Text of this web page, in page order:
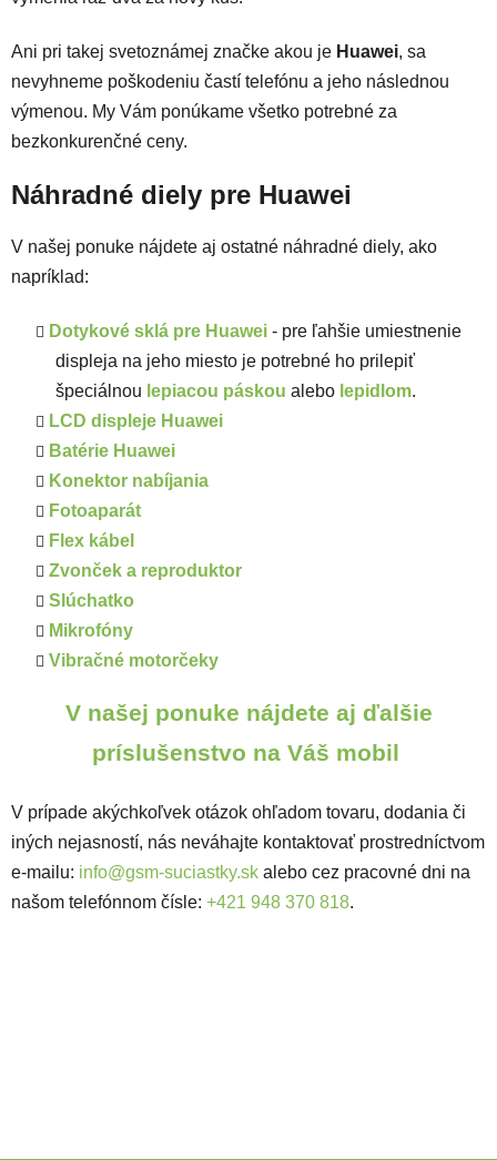
Ani pri takej svetoznámej značke akou je Huawei, sa
nevyhneme poškodeniu častí telefónu a jeho následnou
výmenou. My Vám ponúkame všetko potrebné za
bezkonkurenčné ceny.
Náhradné diely pre Huawei
V našej ponuke nájdete aj ostatné náhradné diely, ako
napríklad:
Dotykové sklá pre Huawei - pre ľahšie umiestnenie
displeja na jeho miesto je potrebné ho prilepiť
špeciálnou lepiacou páskou alebo lepidlom.
LCD displeje Huawei
Batérie Huawei
Konektor nabíjania
Fotoaparát
Flex kábel
Zvonček a reproduktor
Slúchatko
Mikrofóny
Vibračné motorčeky
V našej ponuke nájdete aj ďalšie
príslušenstvo na Váš mobil
V prípade akýchkoľvek otázok ohľadom tovaru, dodania či
iných nejasností, nás neváhajte kontaktovať prostredníctvom
e-mailu: info@gsm-suciastky.sk alebo cez pracovné dni na
našom telefónnom čísle: +421 948 370 818.